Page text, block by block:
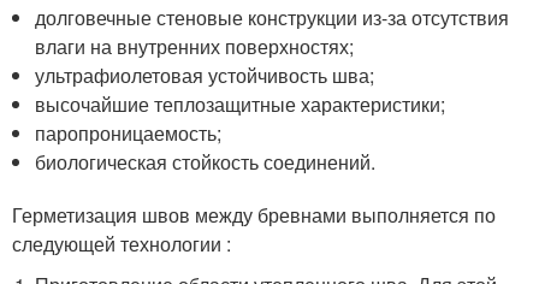
долговечные стеновые конструкции из-за отсутствия
влаги на внутренних поверхностях;
ультрафиолетовая устойчивость шва;
высочайшие теплозащитные характеристики;
паропроницаемость;
биологическая стойкость соединений.
Герметизация швов между бревнами выполняется по
следующей технологии :